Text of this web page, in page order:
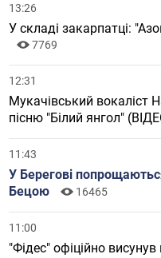
13:26
У складі закарпатці:
7769
12:31
Мукачівський вокаліст
пісню "Білий янгол"
11:43
У Берегові
Бецою
16465
11:00
"Фідес" офіційно